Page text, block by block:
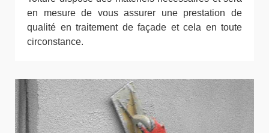
en mesure de vous assurer une prestation de
qualité en traitement de façade et cela en toute
circonstance.